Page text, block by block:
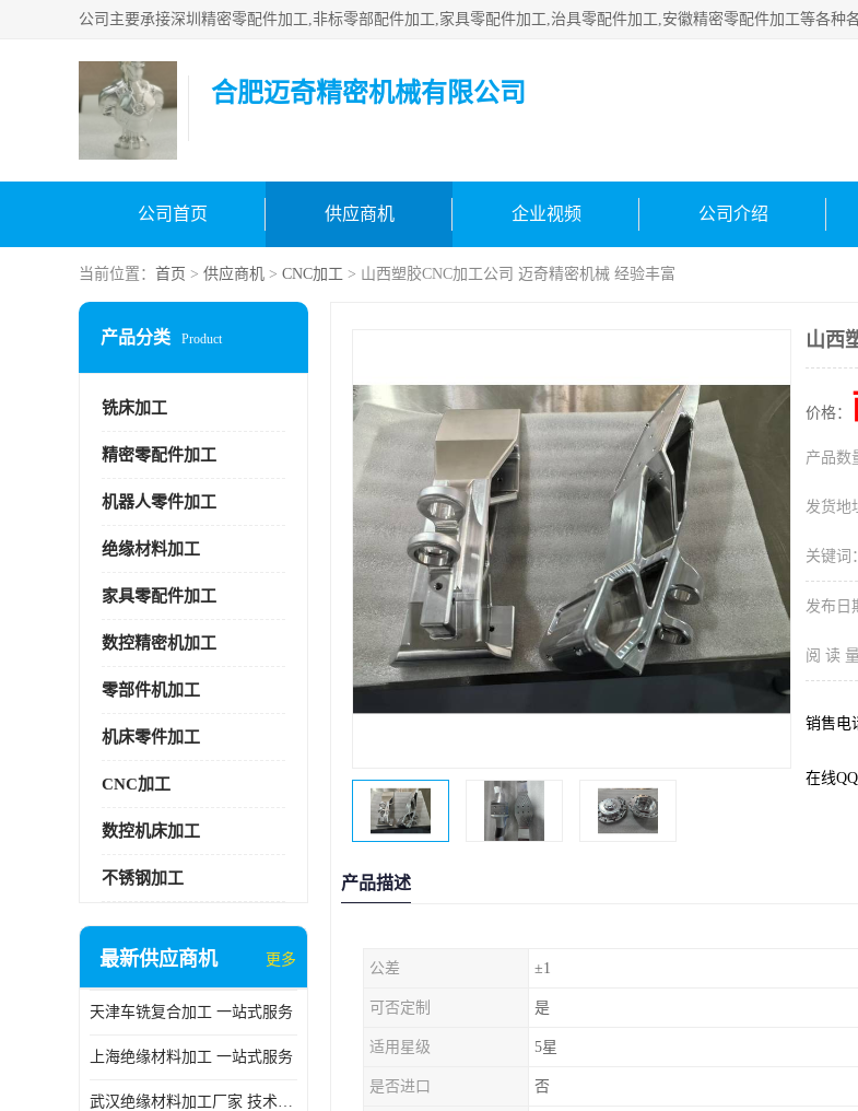
合肥迈奇精密机械有限公司
公司首页 供应商机 企业视频 公司介绍
当前位置： 首页 > 供应商机 > CNC加工 > 山西塑胶CNC加工公司 迈奇精密机械 经验丰富
产品分类 Product
铣床加工
精密零配件加工
机器人零件加工
绝缘材料加工
家具零配件加工
数控精密机加工
零部件机加工
机床零件加工
CNC加工
数控机床加工
不锈钢加工
最新供应商机 更多
天津车铣复合加工 一站式服务
上海绝缘材料加工 一站式服务
武汉绝缘材料加工厂家 技术成熟
山西
价格：
产品数
发货地
关键词：
发布日
阅 读 量
销售电
在线QQ
产品描述
公差 ±1
可否定制 是
适用星级 5星
是否进口 否